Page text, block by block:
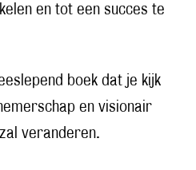
en tot een succes te
boek dat je kijk
en visionair
veranderen.